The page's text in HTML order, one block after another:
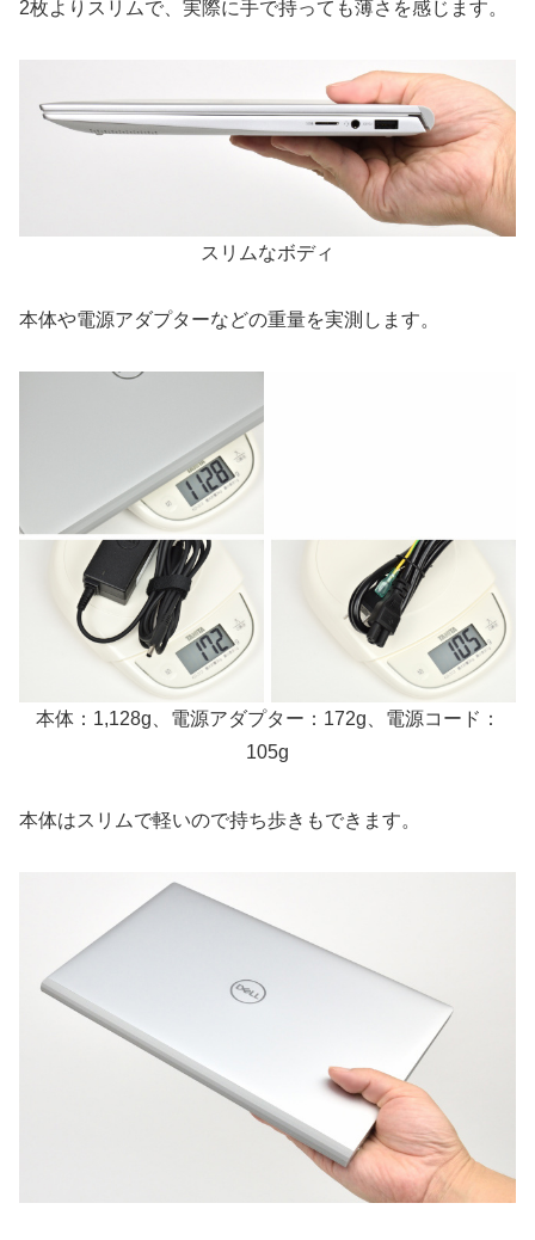
2枚よりスリムで、実際に手で持っても薄さを感じます。
スリムなボディ
本体や電源アダプターなどの重量を実測します。
本体：1,128g、電源アダプター：172g、電源コード：
105g
本体はスリムで軽いので持ち歩きもできます。